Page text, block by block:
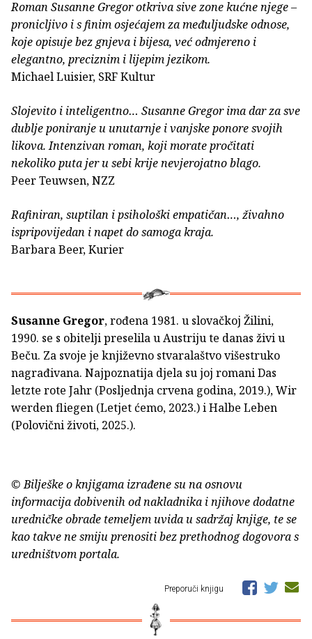
Roman Susanne Gregor otkriva sive zone kućne njege –
pronicljivo i s finim osjećajem za međuljudske odnose,
koje opisuje bez gnjeva i bijesa, već odmjereno i
elegantno, preciznim i lijepim jezikom.
Michael Luisier, SRF Kultur
Slojevito i inteligentno… Susanne Gregor ima dar za sve
dublje poniranje u unutarnje i vanjske ponore svojih
likova. Intenzivan roman, koji morate pročitati
nekoliko puta jer u sebi krije nevjerojatno blago.
Peer Teuwsen, NZZ
Rafiniran, suptilan i psihološki empatičan…, živahno
ispripovijedan i napet do samoga kraja.
Barbara Beer, Kurier
Susanne Gregor, rođena 1981. u slovačkoj Žilini,
1990. se s obitelji preselila u Austriju te danas živi u
Beču. Za svoje je književno stvaralaštvo višestruko
nagrađivana. Najpoznatija djela su joj romani Das
letzte rote Jahr (Posljednja crvena godina, 2019.), Wir
werden fliegen (Letjet ćemo, 2023.) i Halbe Leben
(Polovični životi, 2025.).
© Bilješke o knjigama izrađene su na osnovu
informacija dobivenih od nakladnika i njihove dodatne
uredničke obrade temeljem uvida u sadržaj knjige, te se
kao takve ne smiju prenositi bez prethodnog dogovora s
uredništvom portala.
Preporuči knjigu